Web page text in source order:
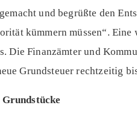
und begrüßte den
kümmern müssen“.
Die Finanzämter und
Grundsteuer rechtzeitig